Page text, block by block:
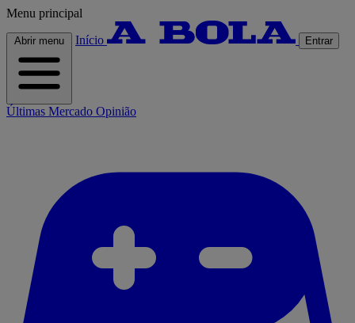
Menu principal
Abrir menu Início Entrar
Últimas Mercado Opinião